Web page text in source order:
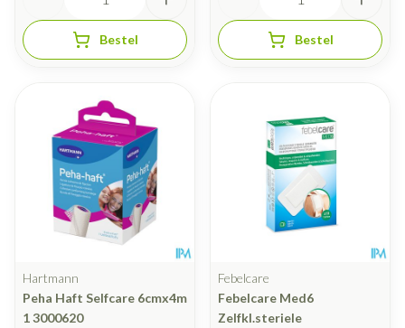
Bestel Bestel
Hartmann
Peha Haft Selfcare 6cmx4m
1 3000620
Febelcare
Febelcare Med6
Zelfkl.steriele